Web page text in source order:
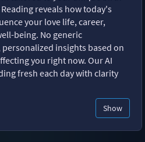
reveals how today's
your love life, career,
being. No generic
insights based on
you right now. Our AI
fresh each day with clarity
Show